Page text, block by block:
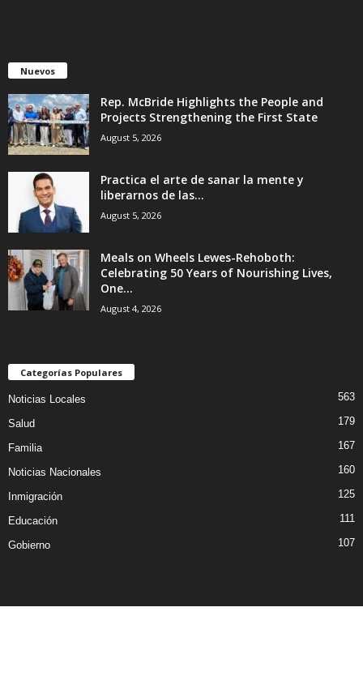
Nuevos
Rep. McBride Highlights the People and
Projects Strengthening the First State
August 5, 2026
Practica el arte de sanar la mente y
liberarnos de las...
August 5, 2026
Meals on Wheels Lewes-Rehoboth:
Celebrating 50 Years of Nourishing Lives,
One...
August 4, 2026
Categorías Populares
Noticias Locales 563
Salud 179
Familia 167
Noticias Nacionales 160
Inmigración 125
Educación 111
Gobierno 107